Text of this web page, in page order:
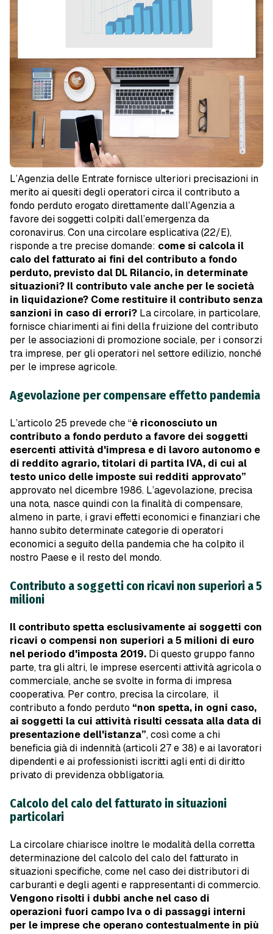
L’Agenzia delle Entrate fornisce ulteriori precisazioni in
merito ai quesiti degli operatori circa il contributo a
fondo perduto erogato direttamente dall’Agenzia a
favore dei soggetti colpiti dall’emergenza da
coronavirus. Con una circolare esplicativa (22/E),
risponde a tre precise domande: come si calcola il
calo del fatturato ai fini del contributo a fondo
perduto, previsto dal DL Rilancio, in determinate
situazioni? Il contributo vale anche per le società
in liquidazione? Come restituire il contributo senza
sanzioni in caso di errori? La circolare, in particolare,
fornisce chiarimenti ai fini della fruizione del contributo
per le associazioni di promozione sociale, per i consorzi
tra imprese, per gli operatori nel settore edilizio, nonché
per le imprese agricole.
Agevolazione per compensare effetto pandemia
L’articolo 25 prevede che “è riconosciuto un
contributo a fondo perduto a favore dei soggetti
esercenti attività d'impresa e di lavoro autonomo e
di reddito agrario, titolari di partita IVA, di cui al
testo unico delle imposte sui redditi approvato”
approvato nel dicembre 1986. L’agevolazione, precisa
una nota, nasce quindi con la finalità di compensare,
almeno in parte, i gravi effetti economici e finanziari che
hanno subito determinate categorie di operatori
economici a seguito della pandemia che ha colpito il
nostro Paese e il resto del mondo.
Contributo a soggetti con ricavi non superiori a 5
milioni
Il contributo spetta esclusivamente ai soggetti con
ricavi o compensi non superiori a 5 milioni di euro
nel periodo d'imposta 2019. Di questo gruppo fanno
parte, tra gli altri, le imprese esercenti attività agricola o
commerciale, anche se svolte in forma di impresa
cooperativa. Per contro, precisa la circolare, il
contributo a fondo perduto “non spetta, in ogni caso,
ai soggetti la cui attività risulti cessata alla data di
presentazione dell'istanza”, così come a chi
beneficia già di indennità (articoli 27 e 38) e ai lavoratori
dipendenti e ai professionisti iscritti agli enti di diritto
privato di previdenza obbligatoria.
Calcolo del calo del fatturato in situazioni
particolari
La circolare chiarisce inoltre le modalità della corretta
determinazione del calcolo del calo del fatturato in
situazioni specifiche, come nel caso dei distributori di
carburanti e degli agenti e rappresentanti di commercio.
Vengono risolti i dubbi anche nel caso di
operazioni fuori campo Iva o di passaggi interni
per le imprese che operano contestualmente in più